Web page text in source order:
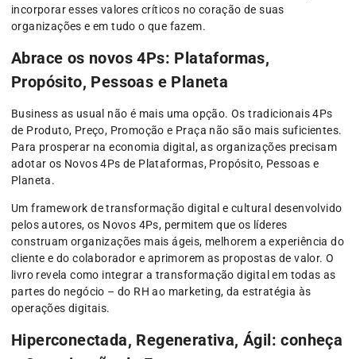
incorporar esses valores críticos no coração de suas
organizações e em tudo o que fazem.
Abrace os novos 4Ps: Plataformas,
Propósito, Pessoas e Planeta
Business as usual não é mais uma opção. Os tradicionais 4Ps
de Produto, Preço, Promoção e Praça não são mais suficientes.
Para prosperar na economia digital, as organizações precisam
adotar os Novos 4Ps de Plataformas, Propósito, Pessoas e
Planeta.
Um framework de transformação digital e cultural desenvolvido
pelos autores, os Novos 4Ps, permitem que os líderes
construam organizações mais ágeis, melhorem a experiência do
cliente e do colaborador e aprimorem as propostas de valor. O
livro revela como integrar a transformação digital em todas as
partes do negócio – do RH ao marketing, da estratégia às
operações digitais.
Hiperconectada, Regenerativa, Ágil: conheça